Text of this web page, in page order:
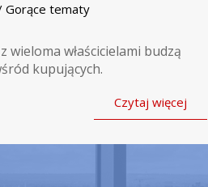
Gorące tematy
wieloma właścicielami budzą
kupujących.
Czytaj więcej